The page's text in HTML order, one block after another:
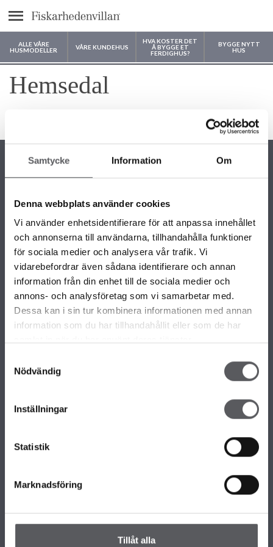
Samtycke Information Om
Denna webbplats använder cookies
Vi använder enhetsidentifierare för att anpassa innehållet
och annonserna till användarna, tillhandahålla funktioner
för sociala medier och analysera vår trafik. Vi
vidarebefordrar även sådana identifierare och annan
information från din enhet till de sociala medier och
annons- och analysföretag som vi samarbetar med.
Dessa kan i sin tur kombinera informationen med annan
information som du har tillhandahållit eller som de har
Nödvändig
Inställningar
Statistik
Marknadsföring
Tillåt alla
text.menu
ALLE VÅRE
HUSMODELLER
VÅRE KUNDEHUS
HVA KOSTER DET
Å BYGGE ET
FERDIGHUS?
BYGGE NYTT
HUS
Hvor vil du bygge huset ditt?
Hemsedal
KONTAKTINFORMASJON
22 58 87 50
info@fiskarhedenvillan.no
Fiskarhedenvillan AS c/o Fiskarhedenvillan Box 882 SE-781 29
BORLÄNGE SVERIGE
VÅRE ULIKE HUSMODELLER
Alle våre husmodeller
Unike hus
Om Fiskarhedenvillan
Presse
KONTAKT FISKARHEDENVILLAN
Hovedkontor
Slik håndterer vi personopplysningene dine